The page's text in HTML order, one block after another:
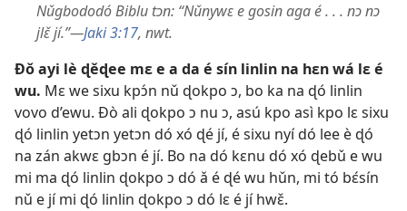
Nǔgbododó Biblu tɔn: “Nǔnywɛ e gosin aga é . . . nɔ nɔ
jlɛ̌ jí.”​—Jaki 3:17, nwt.
Ðǒ ayi lè ɖěɖee mɛ e a da é sín linlin na hɛn wá lɛ é
wu. Mɛ we sixu kpɔ́n nǔ ɖokpo ɔ, bo ka na ɖó linlin
vovo d’ewu. Ðò ali ɖokpo ɔ nu ɔ, asú kpo asì kpo lɛ sixu
ɖó linlin yetɔn yetɔn dó xó ɖé jí, é sixu nyí dó lee è ɖó
na zán akwɛ gbɔn é jí. Bo na dó kɛnu dó xó ɖebǔ e wu
mi ma ɖó linlin ɖokpo ɔ dó ǎ é ɖé wu hǔn, mi tó bɛ́sín
nǔ e jí mi ɖó linlin ɖokpo ɔ dó lɛ é jí hwɛ̌.